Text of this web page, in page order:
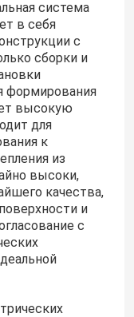
система
в себя
с
сборки и
формирования
высокую
для
к
из
высоки,
качества,
и
с